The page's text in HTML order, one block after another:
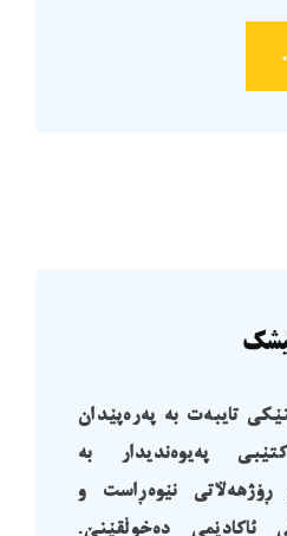
تایبەت بە پەرەپێدان
پەیوەندیدار بە
نێوەڕاست و
ئاکادێمی دەخوڵقێنێ.